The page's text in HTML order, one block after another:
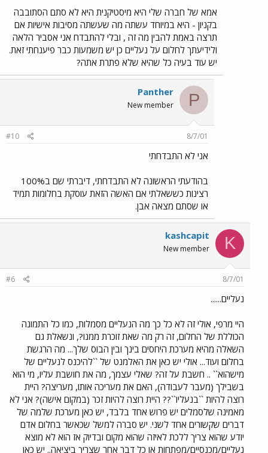
אמא של חברה שלי היא מיסטיקנית היא לא סתם הסתובבה
בקניון - היא במיוחד עשתה מה שעשתה מסיבות אישיות אם
תרצה באמת להבין מה זה , ובלי להתבדח אני אסביר הלאה
ולידיעתך לחלום על נעליים כן יש משמעות כבר פיענחתי זאת.
יש עוד בעיה כל שהיא שלא פתרת אתה?
P
Panther
New member
8/7/01
#10
אני לא התבדחתי
בהודעתי הראשונה לא התבדחתי, דיברתי שם ב100%
רצינות כששאלתי אם האשה הזאת עוסקת בחלומות תמיד
או שסתם מצאה אבן.
K
kashcapit
New member
8/7/01
#6
נעליים......
היי מרפי, אולי זה לא כל כך מה הנעליים מסמלות, כמו כל התמונה
הכוללת של החלום, זה רק מה שאת זוכרת ממנו?, ונשאלת גם
השאלה מהיא מערכת היחסים בינך ובין הבוס שלך... מה הרגשת
בחלום ועוד... אולי יש כאן את האלמנט של ``להיכנס לנעליים של
מישהוא`` .. חשבת על זה? שאלי עצמך, מה את חושבת עליו, מי הוא
בשבילך (מעבר לעבודה), האם את מעריכה אותו, מעריצה? היית
רוצה להיות ``בנעליו``?? היית רוצה להיות זכר (במקום אישה)? אני לא
מאמינה שלסמלים יש פרוש אחד בלבד, יש כאן מערכת שלמה של
דברים שקשורים אחד לשני. יש סברה למשל שכאשר בחלום אדם
יודע שהוא צריך ללכת לאיזה שהוא מקום ובדיוק אז הוא לא מוצא
נעליים/מכנסיים/מפתחות או כל דבר אחר שצריך ביציאה.. יש כאן